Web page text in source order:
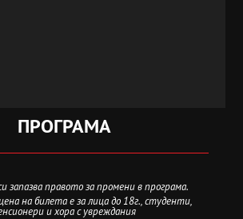
ПРОГРАМА
запазва правото за промени в програма.
на билета е за лица до 18г., студенти,
и хора с увреждания